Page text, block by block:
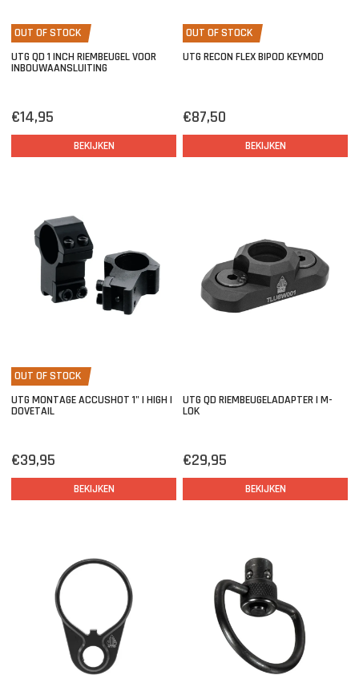
OUT OF STOCK
UTG QD 1 INCH RIEMBEUGEL VOOR
INBOUWAANSLUITING
€14,95
BEKIJKEN
OUT OF STOCK
UTG RECON FLEX BIPOD KEYMOD
€87,50
BEKIJKEN
OUT OF STOCK
UTG MONTAGE ACCUSHOT 1" | HIGH |
DOVETAIL
€39,95
BEKIJKEN
UTG QD RIEMBEUGELADAPTER | M-
LOK
€29,95
BEKIJKEN